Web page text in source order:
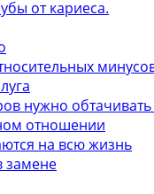
от кариеса.
нужно
отношении
на всю жизнь
замене